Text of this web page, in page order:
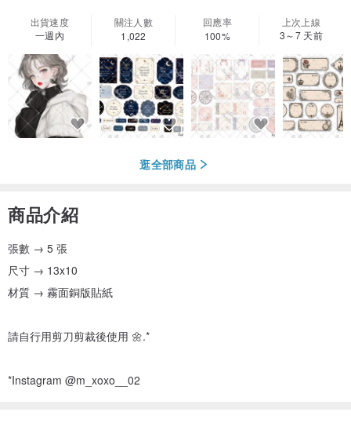
出貨速度
一週內
關注人數
1,022
回應率
100%
上次上線
3～7 天前
逛全部商品
商品介紹
張數 → 5 張
尺寸 → 13x10
材質 → 霧面銅版貼紙
請自行用剪刀剪裁後使用 🌼.*
*Instagram @m_xoxo__02